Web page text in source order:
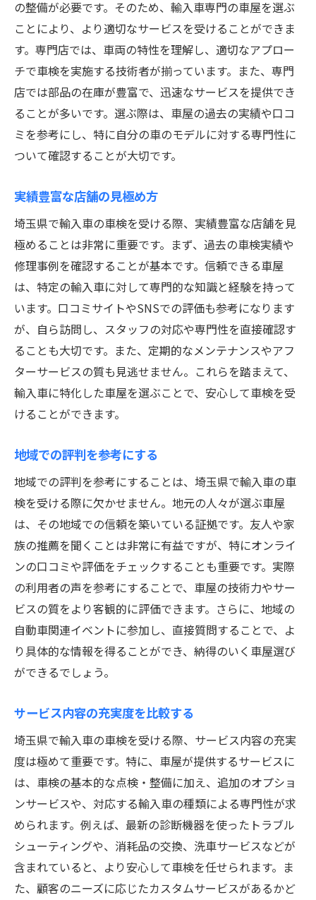
の整備が必要です。そのため、輸入車専門の車屋を選ぶ
ことにより、より適切なサービスを受けることができま
す。専門店では、車両の特性を理解し、適切なアプロー
チで車検を実施する技術者が揃っています。また、専門
店では部品の在庫が豊富で、迅速なサービスを提供でき
ることが多いです。選ぶ際は、車屋の過去の実績や口コ
ミを参考にし、特に自分の車のモデルに対する専門性に
ついて確認することが大切です。
実績豊富な店舗の見極め方
埼玉県で輸入車の車検を受ける際、実績豊富な店舗を見
極めることは非常に重要です。まず、過去の車検実績や
修理事例を確認することが基本です。信頼できる車屋
は、特定の輸入車に対して専門的な知識と経験を持って
います。口コミサイトやSNSでの評価も参考になります
が、自ら訪問し、スタッフの対応や専門性を直接確認す
ることも大切です。また、定期的なメンテナンスやアフ
ターサービスの質も見逃せません。これらを踏まえて、
輸入車に特化した車屋を選ぶことで、安心して車検を受
けることができます。
地域での評判を参考にする
地域での評判を参考にすることは、埼玉県で輸入車の車
検を受ける際に欠かせません。地元の人々が選ぶ車屋
は、その地域での信頼を築いている証拠です。友人や家
族の推薦を聞くことは非常に有益ですが、特にオンライ
ンの口コミや評価をチェックすることも重要です。実際
の利用者の声を参考にすることで、車屋の技術力やサー
ビスの質をより客観的に評価できます。さらに、地域の
自動車関連イベントに参加し、直接質問することで、よ
り具体的な情報を得ることができ、納得のいく車屋選び
ができるでしょう。
サービス内容の充実度を比較する
埼玉県で輸入車の車検を受ける際、サービス内容の充実
度は極めて重要です。特に、車屋が提供するサービスに
は、車検の基本的な点検・整備に加え、追加のオプショ
ンサービスや、対応する輸入車の種類による専門性が求
められます。例えば、最新の診断機器を使ったトラブル
シューティングや、消耗品の交換、洗車サービスなどが
含まれていると、より安心して車検を任せられます。ま
た、顧客のニーズに応じたカスタムサービスがあるかど